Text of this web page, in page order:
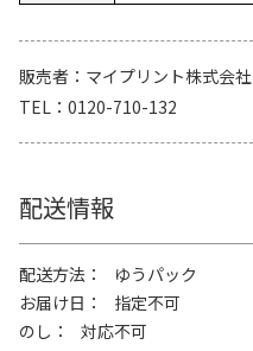
販売者
マイプリント株式会社
TEL
0120-710-132
配送情報
配送方法
ゆうパック
お届け日
指定不可
のし
対応不可